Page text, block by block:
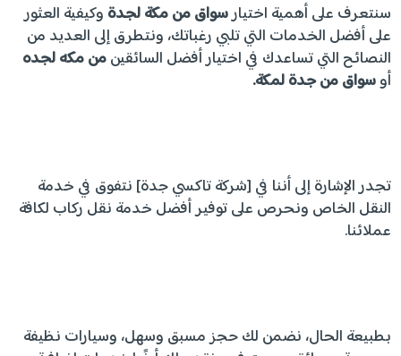
سنتعرف على أهمية اختيارسواق من مكة لجدة وكيفية العثور
على أفضل الخدمات التي تلبي رغباتك، ونتطرق إلى العديد من
النصائح التي تساعدك في اختيار أفضل السائقينمن مكه لجده
أوسواق من جدة لمكة.
تجدر الإشارة إلى أننا في [شركة تاكسي جدة] نتفوق في خدمة
النقل الخاص ونحرص على توفير أفضل خدمة نقل ركاب لكافة
عملائنا.
بطبيعة الحال، نضمن لك حجز مسبق وسهل، وسيارات نظيفة